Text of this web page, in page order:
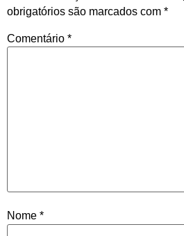
obrigatórios são marcados com *
Comentário *
Nome *